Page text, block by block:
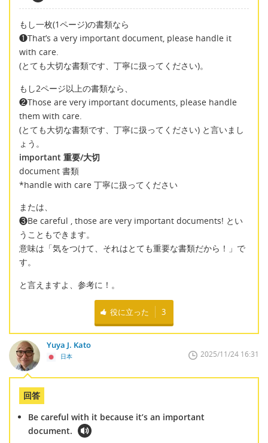
もし一枚(1ページ)の書類なら
❶That’s a very important document, please handle it
with care.
(とても大切な書類です、丁寧に扱ってください)。
もし2ページ以上の書類なら、
❷Those are very important documents, please handle
them with care.
(とても大切な書類です、丁寧に扱ってください) と言いまし
ょう。
important 重要/大切
document 書類
*handle with care 丁寧に扱ってください
または、
❸Be careful , those are very important documents! とい
うこともできます。
意味は「気をつけて、それはとても重要な書類だから！」で
す。
と言えますよ、参考に！。
役に立った 3
Yuya J. Kato
日本 2025/11/24 16:31
回答
Be careful with it because it’s an important
document.